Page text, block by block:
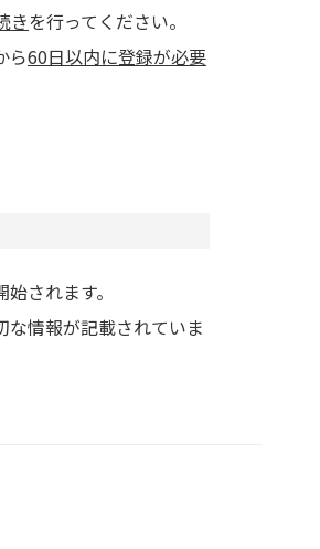
きを行ってください。
ら60日以内に登録が必要
されます。
な情報が記載されていま